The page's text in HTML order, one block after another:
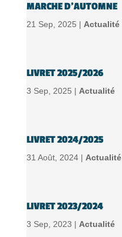
MARCHE D’AUTOMNE
21 Sep, 2025 | Actualité
LIVRET 2025/2026
3 Sep, 2025 | Actualité
LIVRET 2024/2025
31 Août, 2024 | Actualité
LIVRET 2023/2024
3 Sep, 2023 | Actualité